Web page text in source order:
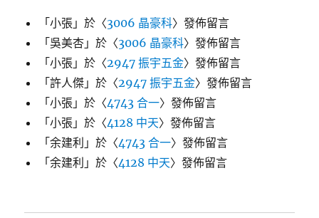
「小張 」於〈3006 晶豪科〉發佈留言
「吳美杏 」於〈3006 晶豪科〉發佈留言
「小張 」於〈2947 振宇五金〉發佈留言
「許人傑 」於〈2947 振宇五金〉發佈留言
「小張 」於〈4743 合一〉發佈留言
「小張 」於〈4128 中天〉發佈留言
「余建利 」於〈4743 合一〉發佈留言
「余建利 」於〈4128 中天〉發佈留言